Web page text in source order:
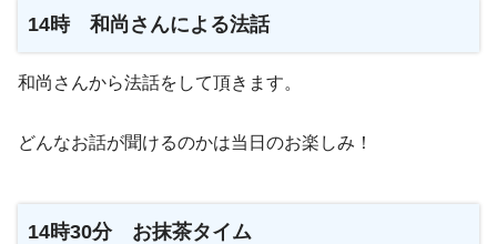
14時 和尚さんによる法話
和尚さんから法話をして頂きます。
どんなお話が聞けるのかは当日のお楽しみ！
14時30分 お抹茶タイム